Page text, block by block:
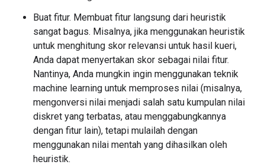
Buat fitur. Membuat fitur langsung dari heuristik
sangat bagus. Misalnya, jika menggunakan heuristik
untuk menghitung skor relevansi untuk hasil kueri,
Anda dapat menyertakan skor sebagai nilai fitur.
Nantinya, Anda mungkin ingin menggunakan teknik
machine learning untuk memproses nilai (misalnya,
mengonversi nilai menjadi salah satu kumpulan nilai
diskret yang terbatas, atau menggabungkannya
dengan fitur lain), tetapi mulailah dengan
menggunakan nilai mentah yang dihasilkan oleh
heuristik.